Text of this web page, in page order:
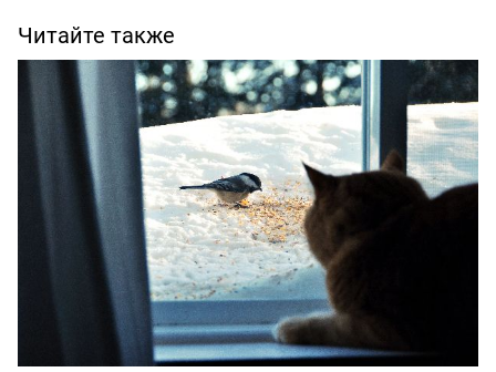
Читайте также